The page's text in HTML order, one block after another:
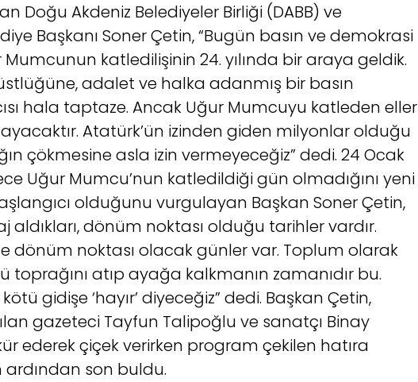
Doğu Akdeniz Belediyeler Birliği (DABB) ve
Başkanı Soner Çetin, “Bugün basın ve demokrasi
katledilişinin 24. yılında bir araya geldik.
adalet ve halka adanmış bir basın
hala taptaze. Ancak Uğur Mumcuyu katleden eller
Atatürk’ün izinden giden milyonlar olduğu
çökmesine asla izin vermeyeceğiz” dedi. 24 Ocak
Uğur Mumcu’nun katledildiği gün olmadığını yeni
olduğunu vurgulayan Başkan Soner Çetin,
aldıkları, dönüm noktası olduğu tarihler vardır.
dönüm noktası olacak günler var. Toplum olarak
toprağını atıp ayağa kalkmanın zamanıdır bu.
gidişe ‘hayır’ diyeceğiz” dedi. Başkan Çetin,
gazeteci Tayfun Talipoğlu ve sanatçı Binay
ederek çiçek verirken program çekilen hatıra
ardından son buldu.